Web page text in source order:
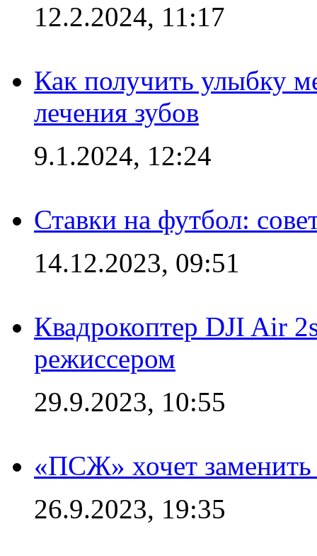
12.2.2024, 11:17
Как получить улыбку
лечения зубов
9.1.2024, 12:24
Ставки на футбол:
14.12.2023, 09:51
Квадрокоптер DJI Air
режиссером
29.9.2023, 10:55
«ПСЖ» хочет
26.9.2023, 19:35